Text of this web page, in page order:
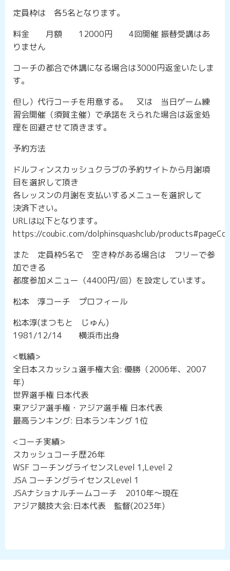
定員枠は 各5名となります。
料金 月額 12000円 4回開催 振替受講はあ
りません
コーチの都合で休講になる場合は3000円返金いたしま
す。
但し）代行コーチを用意する。 又は 当日ゲーム練
習会開催（須賀主催）で承諾をえられた場合は返金処
理を回避させて頂きます。
予約方法
ドルフィンスカッシュクラブの予約サイトから月謝項
目を選択して頂き
各レッスンの月謝を支払いするメニューを選択して
決済下さい。
URLは以下となります。
https://coubic.com/dolphinsquashclub/
また 定員枠5名で 空き枠がある場合は フリーで参
加できる
都度参加メニュー（4400円/回）を設定しています。
松本 淳コーチ プロフィール
松本淳(まつもと じゅん)
1981/12/14 横浜市出身
<戦績>
全日本スカッシュ選手権大会: 優勝（2006年、2007
年)
世界選手権 日本代表
東アジア選手権・アジア選手権 日本代表
最高ランキング: 日本ランキング 1位
<コーチ実績>
スカッシュコーチ歴26年
WSF コーチングライセンスLevel 1,Level 2
JSA コーチングライセンスLevel 1
JSAナショナルチームコーチ 2010年〜現在
アジア競技大会:日本代表 監督(2023年)